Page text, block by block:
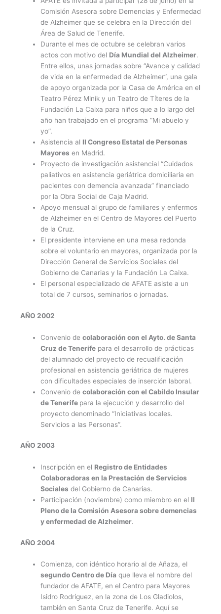
Comisión Asesora sobre Demencias y Enfermedad
de Alzheimer que se celebra en la Dirección del
Área de Salud de Tenerife.
Durante el mes de octubre se celebran varios
actos con motivo del Día Mundial del Alzheimer.
Entre ellos, unas jornadas sobre “Avance y calidad
de vida en la enfermedad de Alzheimer”, una gala
de apoyo organizada por la Casa de América en el
Teatro Pérez Minik y un Teatro de Títeres de la
Fundación La Caixa para niños que a lo largo del
año han trabajado en el programa “Mi abuelo y
yo”.
Asistencia al II Congreso Estatal de Personas
Mayores en Madrid.
Proyecto de investigación asistencial “Cuidados
paliativos en asistencia geriátrica domiciliaria en
pacientes con demencia avanzada” financiado
por la Obra Social de Caja Madrid.
Apoyo mensual al grupo de familiares y enfermos
de Alzheimer en el Centro de Mayores del Puerto
de la Cruz.
El presidente interviene en una mesa redonda
sobre el voluntario en mayores, organizada por la
Dirección General de Servicios Sociales del
Gobierno de Canarias y la Fundación La Caixa.
El personal especializado de AFATE asiste a un
total de 7 cursos, seminarios o jornadas.
AÑO 2002
Convenio de colaboración con el Ayto. de Santa
Cruz de Tenerifepara el desarrollo de prácticas
del alumnado del proyecto de recualificación
profesional en asistencia geriátrica de mujeres
con dificultades especiales de inserción laboral.
Convenio de colaboración con el Cabildo Insular
de Tenerife para la ejecución y desarrollo del
proyecto denominado “Iniciativas locales.
Servicios a las Personas”.
AÑO 2003
Inscripción en el Registro de Entidades
Colaboradoras en la Prestación de Servicios
Sociales del Gobierno de Canarias.
Participación (noviembre) como miembro en el II
Pleno de la Comisión Asesora sobre demencias
y enfermedad de Alzheimer.
AÑO 2004
Comienza, con idéntico horario al de Añaza, el
segundo Centro de Día que lleva el nombre del
fundador de AFATE, en el Centro para Mayores
Isidro Rodríguez, en la zona de Los Gladiolos,
también en Santa Cruz de Tenerife. Aquí se